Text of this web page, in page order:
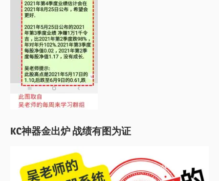
KC神器金出炉 战绩有图为证